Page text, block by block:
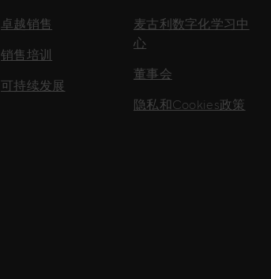
卓越销售
销售培训
可持续发展
麦古利数字化学习中
心
董事会
隐私和Cookies政策